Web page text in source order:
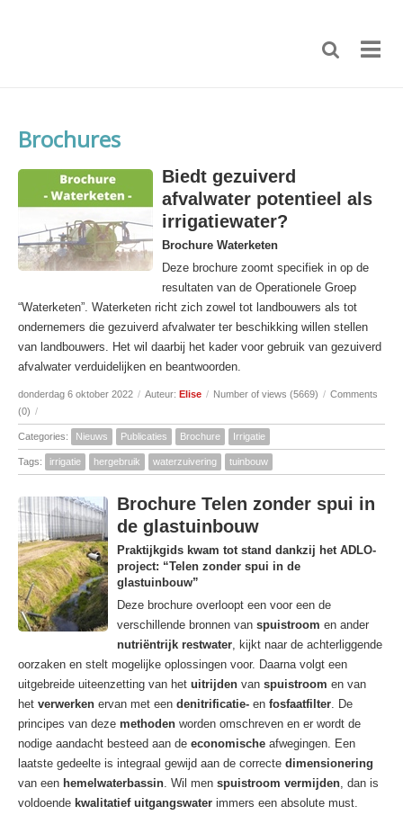
Brochures
Biedt gezuiverd
afvalwater potentieel als
irrigatiewater?
Brochure Waterketen
Deze brochure zoomt specifiek in op de
resultaten van de Operationele Groep
“Waterketen”. Waterketen richt zich zowel tot landbouwers als tot
ondernemers die gezuiverd afvalwater ter beschikking willen stellen
van landbouwers. Het wil daarbij het kader voor gebruik van gezuiverd
afvalwater verduidelijken en beantwoorden.
donderdag 6 oktober 2022 / Auteur: Elise / Number of views (5669) / Comments
(0) /
Categories: Nieuws Publicaties Brochure Irrigatie
Tags: irrigatie hergebruik waterzuivering tuinbouw
Brochure Telen zonder spui in
de glastuinbouw
Praktijkgids kwam tot stand dankzij het ADLO-
project: “Telen zonder spui in de
glastuinbouw”
Deze brochure overloopt een voor een de
verschillende bronnen van spuistroom en ander
nutriëntrijk restwater, kijkt naar de achterliggende
oorzaken en stelt mogelijke oplossingen voor. Daarna volgt een
uitgebreide uiteenzetting van het uitrijden van spuistroom en van
het verwerken ervan met een denitrificatie- en fosfaatfilter. De
principes van deze methoden worden omschreven en er wordt de
nodige aandacht besteed aan de economische afwegingen. Een
laatste gedeelte is integraal gewijd aan de correcte dimensionering
van een hemelwaterbassin. Wil men spuistroom vermijden, dan is
voldoende kwalitatief uitgangswater immers een absolute must.